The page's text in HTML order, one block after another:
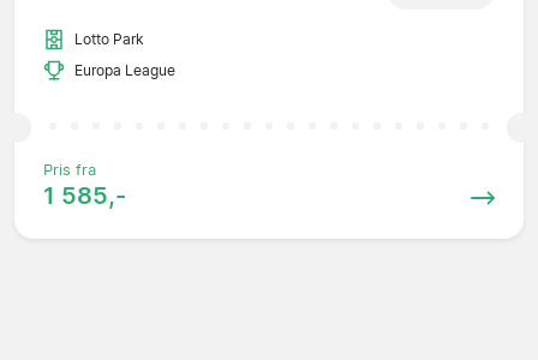
Lotto Park
Europa League
Pris fra
1 585,-